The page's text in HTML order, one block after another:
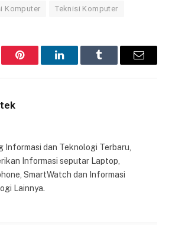
Komputer Teknisi Komputer
Pinterest LinkedInTumblr Email
Informasi dan Teknologi Terbaru,
Informasi seputar Laptop,
SmartWatch dan Informasi
Lainnya.